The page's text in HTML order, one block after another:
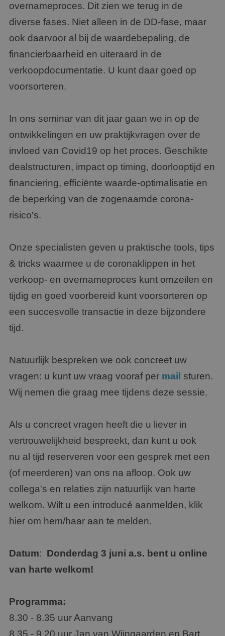
overnameproces. Dit zien we terug in de
diverse fases. Niet alleen in de DD-fase, maar
ook daarvoor al bij de waardebepaling, de
financierbaarheid en uiteraard in de
verkoopdocumentatie. U kunt daar goed op
voorsorteren.
In ons seminar van dit jaar gaan we in op de
ontwikkelingen en uw praktijkvragen over de
invloed van Covid19 op het proces. Geschikte
dealstructuren, impact op timing, doorlooptijd en
financiering, efficiënte waarde-optimalisatie en
de beperking van de zogenaamde corona-
risico's.
Onze specialisten geven u praktische tools, tips
& tricks waarmee u de coronaklippen in het
verkoop- en overnameproces kunt omzeilen en
tijdig en goed voorbereid kunt voorsorteren op
een succesvolle transactie in deze bijzondere
tijd.
Natuurlijk bespreken we ook concreet uw
vragen: u kunt uw vraag vooraf per mail sturen.
Wij nemen die graag mee tijdens deze sessie.
Als u concreet vragen heeft die u liever in
vertrouwelijkheid bespreekt, dan kunt u ook
nu al tijd reserveren voor een gesprek met een
(of meerderen) van ons na afloop. Ook uw
collega's en relaties zijn natuurlijk van harte
welkom. Wilt u een introducé aanmelden, klik
hier om hem/haar aan te melden.
Datum: Donderdag 3 juni a.s. bent u online
van harte welkom!
Programma:
8.30 - 8.35 uur Aanvang
8.35 - 9.20 uur Jan van Wijngaarden en Bart